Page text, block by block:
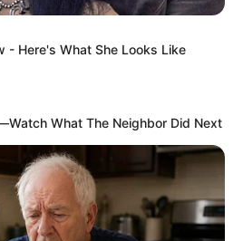
- Here's What She Looks Like
What The Neighbor Did Next